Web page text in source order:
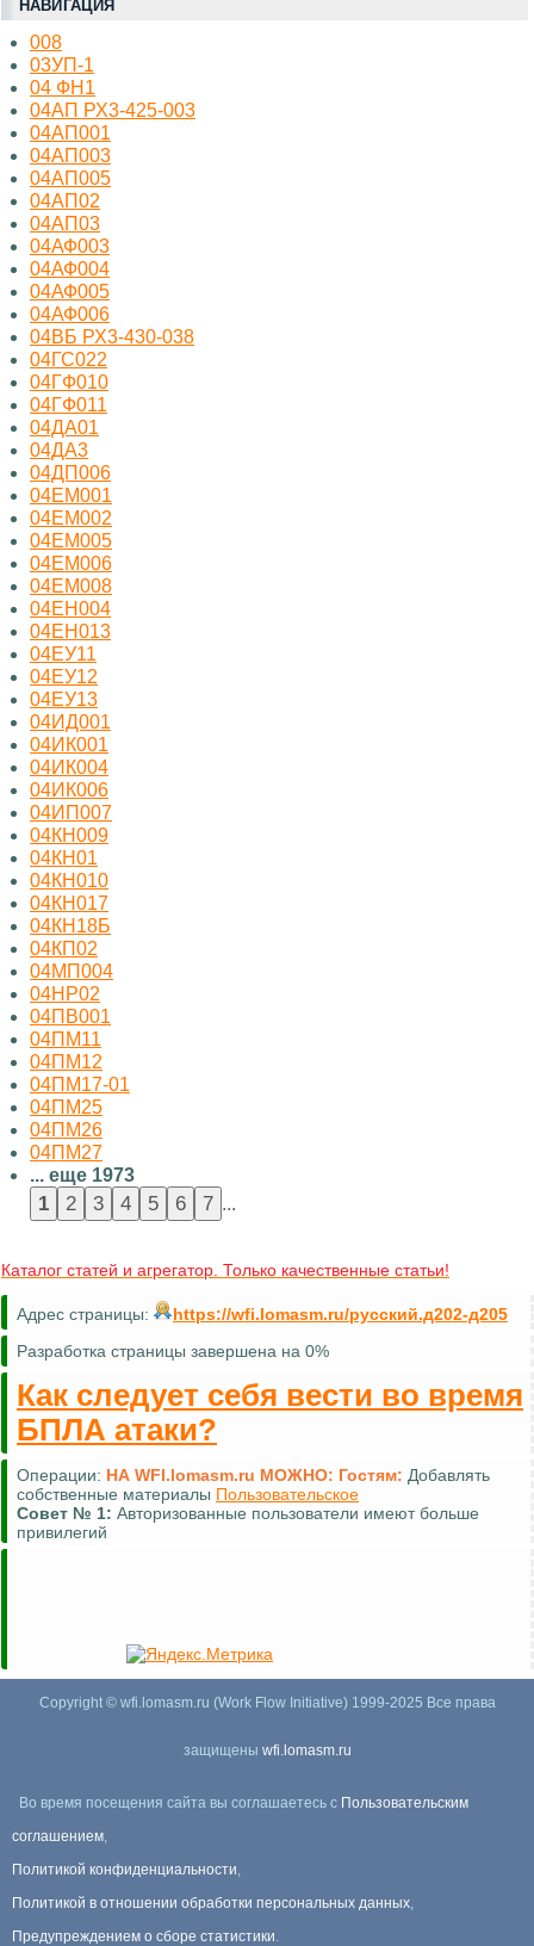
НАВИГАЦИЯ
008
03УП-1
04 ФН1
04АП РХ3-425-003
04АП001
04АП003
04АП005
04АП02
04АП03
04АФ003
04АФ004
04АФ005
04АФ006
04ВБ РХ3-430-038
04ГС022
04ГФ010
04ГФ011
04ДА01
04ДА3
04ДП006
04ЕМ001
04ЕМ002
04ЕМ005
04ЕМ006
04ЕМ008
04ЕН004
04ЕН013
04ЕУ11
04ЕУ12
04ЕУ13
04ИД001
04ИК001
04ИК004
04ИК006
04ИП007
04КН009
04КН01
04КН010
04КН017
04КН18Б
04КП02
04МП004
04НР02
04ПВ001
04ПМ11
04ПМ12
04ПМ17-01
04ПМ25
04ПМ26
04ПМ27
... еще 1973
...
Каталог статей и агрегатор. Только качественные статьи!
Адрес страницы:
https://wfi.lomasm.ru/русский.д202-д205
Разработка страницы завершена на 0%
Как следует себя вести во время
БПЛА атаки?
Операции: НА WFI.lomasm.ru МОЖНО: Гостям:
Комментировать (почти везде)
Совет № 2: Для удобной навигации используйтекарту сайта
Copyright © wfi.lomasm.ru (Work Flow Initiative) 1999-2025 Все права
защищены wfi.lomasm.ru
Во время посещения сайта вы соглашаетесь с Пользовательским
соглашением,
Политикой конфиденциальности,
Политикой в отношении обработки персональных данных,
Предупреждением о сборе статистики.